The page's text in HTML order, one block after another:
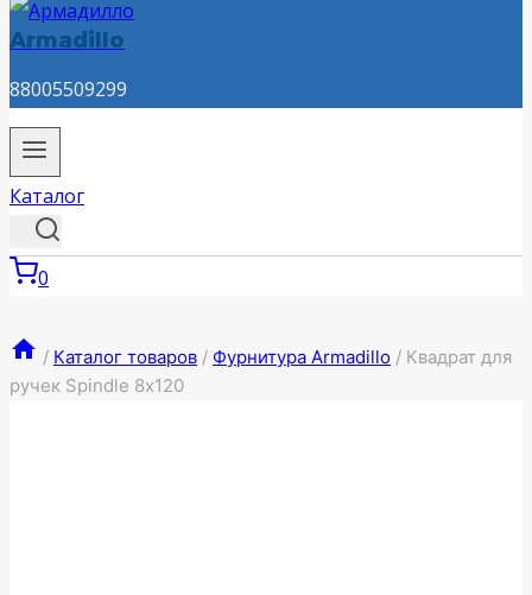
Armadillo
88005509299
Каталог
0
/ Каталог товаров / Фурнитура Armadillo / Квадрат для
ручек Spindle 8х120